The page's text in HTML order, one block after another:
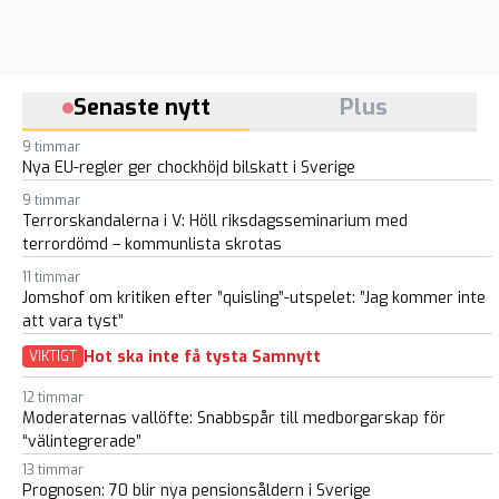
Senaste nytt Plus
9 timmar
Nya EU-regler ger chockhöjd bilskatt i Sverige
9 timmar
Terrorskandalerna i V: Höll riksdagsseminarium med
terrordömd – kommunlista skrotas
11 timmar
Jomshof om kritiken efter ”quisling”-utspelet: ”Jag kommer inte
att vara tyst”
VIKTIGT Hot ska inte få tysta Samnytt
12 timmar
Moderaternas vallöfte: Snabbspår till medborgarskap för
“välintegrerade”
13 timmar
Prognosen: 70 blir nya pensionsåldern i Sverige